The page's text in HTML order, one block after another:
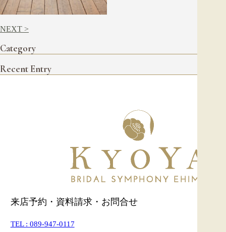
NEXT >
Category
Recent Entry
来店予約・資料請求・お問合せ
TEL : 089-947-0117